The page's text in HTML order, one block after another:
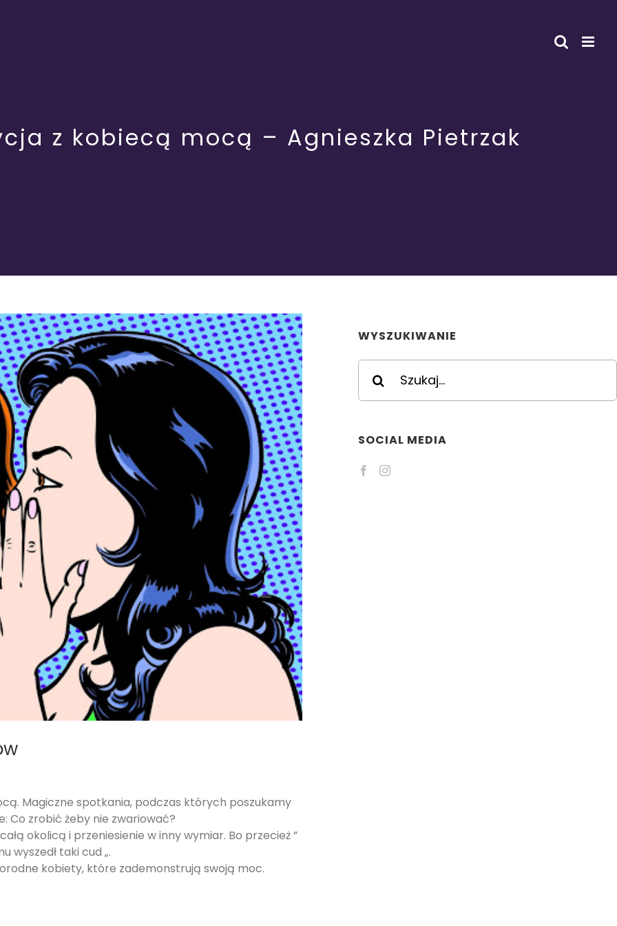
z kobiecą mocą – Agnieszka Pietrzak
Magiczne spotkania, podczas których poszukamy
Co zrobić żeby nie zwariować?
okolicą i przeniesienie w inny wymiar. Bo przecież ”
wyszedł taki cud „.
kobiety, które zademonstrują swoją moc.
WYSZUKIWANIE
Szukaj
SOCIAL MEDIA